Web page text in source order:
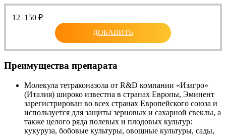
12 150 ₽
ДОБАВИТЬ
Преимущества препарата
Молекула тетраконазола от R&D компании «Изагро»
(Италия) широко известна в странах Европы, Эминент
зарегистрирован во всех странах Европейского союза и
используется для защиты зерновых и сахарной свеклы, а
также целого ряда полевых и плодовых культур:
кукуруза, бобовые культуры, овощные культуры, сады,